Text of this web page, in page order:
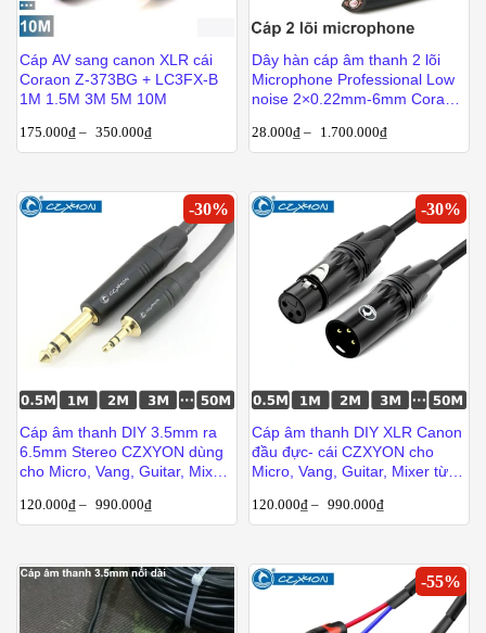
Cáp AV sang canon XLR cái
Coraon Z-373BG + LC3FX-B
1M 1.5M 3M 5M 10M
175.000₫ – 350.000₫
Dây hàn cáp âm thanh 2 lõi
Microphone Professional Low
noise 2×0.22mm-6mm Coraon
28.000₫ – 1.700.000₫
-30%
Cáp âm thanh DIY 3.5mm ra
6.5mm Stereo CZXYON dùng
cho Micro, Vang, Guitar, Mixer
120.000₫ – 990.000₫
-30%
Cáp âm thanh DIY XLR Canon
đầu đực- cái CZXYON cho
Micro, Vang, Guitar, Mixer từ
120.000₫ – 990.000₫
-55%